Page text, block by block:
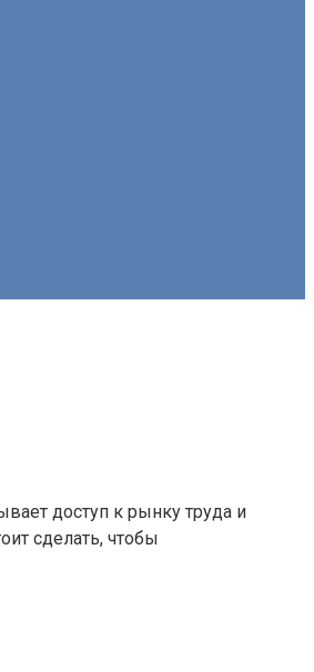
доступ к рынку труда и
сделать, чтобы